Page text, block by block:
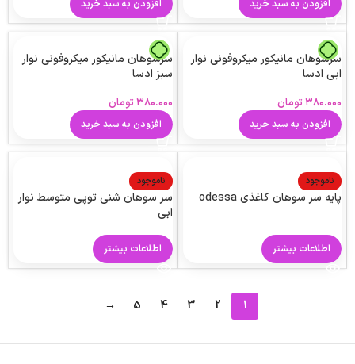
افزودن به سبد خرید افزودن به سبد خرید
سرسوهان مانیکور میکروفونی نوار
ابی ادسا
۳۸۰.۰۰۰ تومان
افزودن به سبد خرید
سرسوهان مانیکور میکروفونی نوار
سبز ادسا
۳۸۰.۰۰۰ تومان
افزودن به سبد خرید
ناموجود
پایه سر سوهان کاغذی odessa
اطلاعات بیشتر
ناموجود
سر سوهان شنی توپی متوسط نوار
ابی
اطلاعات بیشتر
1
2
3
4
5
→